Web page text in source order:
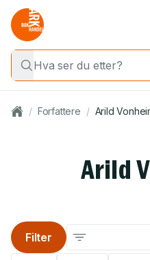
/ Forfattere / Arild
Arild
Filter